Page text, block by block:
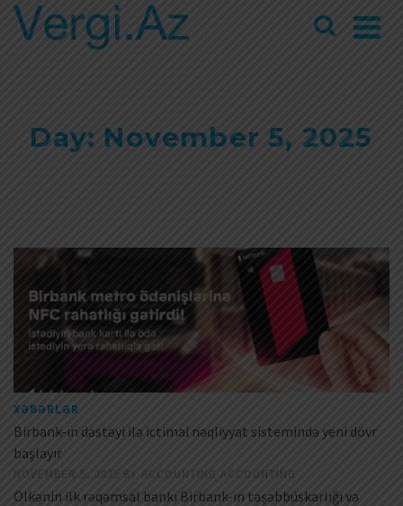
Day: November 5, 2025
XƏBƏRLƏR
Birbank-ın dəstəyi ilə ictimai nəqliyyat sistemində yeni dövr
başlayır
NOVEMBER 5, 2025 BY ACCOUNTING ACCOUNTING
Ölkənin ilk rəqəmsal bankı Birbank-ın təşəbbüskarlığı və